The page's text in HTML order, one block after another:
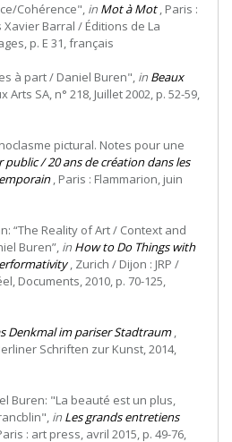
Cohérence", in Mot à Mot, Paris :
Barral / Éditions de La
p. E 31, français
à part / Daniel Buren", in Beaux
Arts SA, n° 218, Juillet 2002, p. 52-59,
pictural. Notes pour une
public / 20 ans de création dans les
, Paris : Flammarion, juin
“The Reality of Art / Context and
Buren”, in How to Do Things with
, Zurich / Dijon : JRP /
Documents, 2010, p. 70-125,
Denkmal im pariser Stadtraum,
Schriften zur Kunst, 2014,
Buren: "La beauté est un plus,
in Les grands entretiens
: art press, avril 2015, p. 49-76,